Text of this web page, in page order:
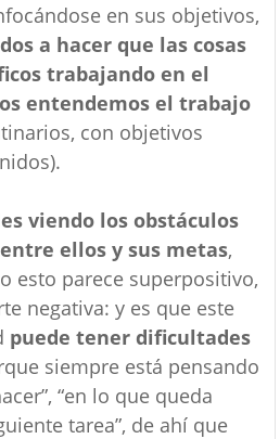
en sus objetivos,
a hacer que las cosas
trabajando en el
entendemos el trabajo
con objetivos
viendo los obstáculos
ellos y sus metas,
esto parece superpositivo,
negativa: y es que este
puede tener dificultades
siempre está pensando
“en lo que queda
tarea”, de ahí que